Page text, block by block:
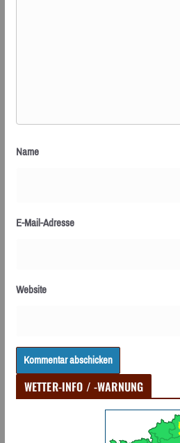
Name
E-Mail-Adresse
Website
WETTER-INFO / -WARNUNG